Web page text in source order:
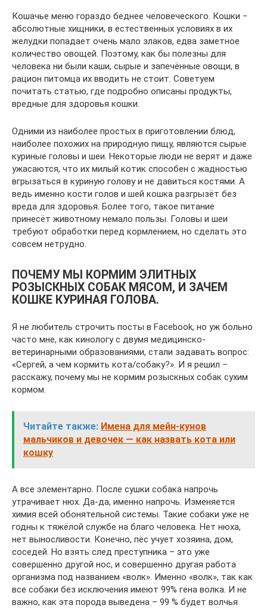
Кошачье меню гораздо беднее человеческого. Кошки ‒
абсолютные хищники, в естественных условиях в их
желудки попадает очень мало злаков, едва заметное
количество овощей. Поэтому, как бы полезны для
человека ни были каши, сырые и запечённые овощи, в
рацион питомца их вводить не стоит. Советуем
почитать статью, где подробно описаны продукты,
вредные для здоровья кошки.
Одними из наиболее простых в приготовлении блюд,
наиболее похожих на природную пищу, являются сырые
куриные головы и шеи. Некоторые люди не верят и даже
ужасаются, что их милый котик способен с жадностью
вгрызаться в куриную голову и не давиться костями. А
ведь именно кости голов и шей кошка разгрызёт без
вреда для здоровья. Более того, такое питание
принесёт животному немало пользы. Головы и шеи
требуют обработки перед кормлением, но сделать это
совсем нетрудно.
ПОЧЕМУ МЫ КОРМИМ ЭЛИТНЫХ
РОЗЫСКНЫХ СОБАК МЯСОМ, И ЗАЧЕМ
КОШКЕ КУРИНАЯ ГОЛОВА.
Я не любитель строчить посты в Facebook, но уж больно
часто мне, как кинологу с двумя медицинско-
ветеринарными образованиями, стали задавать вопрос:
«Сергей, а чем кормить кота/собаку?». И я решил –
расскажу, почему мы не кормим розыскных собак сухим
кормом.
Читайте также: Имена для мейн-кунов
мальчиков и девочек — как назвать кота или
кошку
А все элементарно. После сушки собака напрочь
утрачивает нюх. Да-да, именно напрочь. Изменяется
химия всей обонятельной системы. Такие собаки уже не
годны к тяжёлой службе на благо человека. Нет нюха,
нет выносливости. Конечно, пёс учует хозяина, дом,
соседей. Но взять след преступника – это уже
совершенно другой нос, и совершенно другая работа
организма под названием «волк». Именно «волк», так как
все собаки без исключения имеют 99% гена волка. И не
важно, как эта порода выведена – 99 % будет волчья